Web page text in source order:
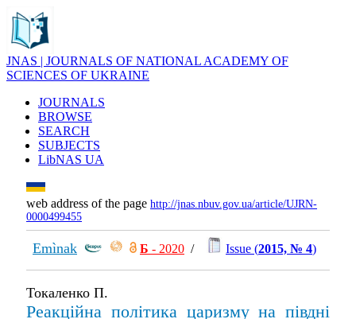
JNAS | JOURNALS OF NATIONAL ACADEMY OF
SCIENCES OF UKRAINE
JOURNALS
BROWSE
SEARCH
SUBJECTS
LibNAS UA
web address of the page http://jnas.nbuv.gov.ua/article/UJRN-
0000499455
Emìnak Б - 2020 / Issue (2015, № 4)
Токаленко П.
Реакційна політика царизму на півдні